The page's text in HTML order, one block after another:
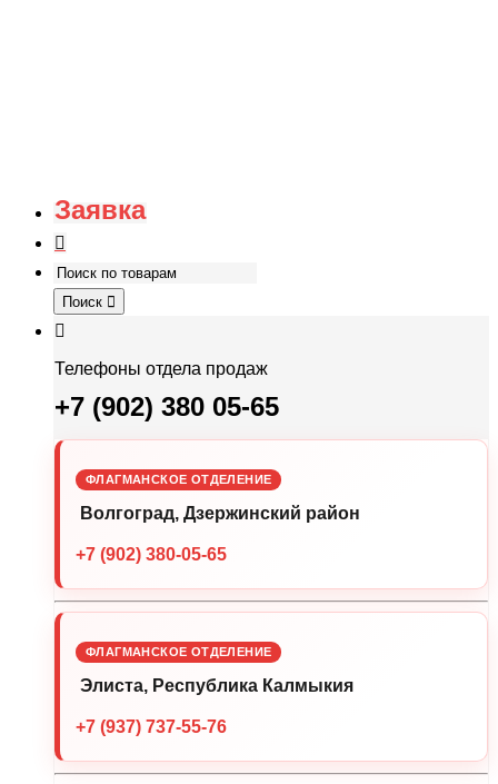
Заявка
Поиск
Телефоны отдела продаж
+7 (902) 380 05-65
ФЛАГМАНСКОЕ ОТДЕЛЕНИЕ
Волгоград, Дзержинский район
+7 (902) 380-05-65
ФЛАГМАНСКОЕ ОТДЕЛЕНИЕ
Элиста, Республика Калмыкия
+7 (937) 737-55-76